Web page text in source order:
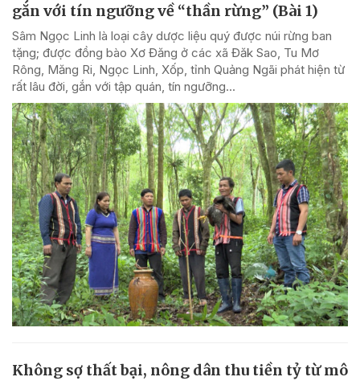
gắn với tín ngưỡng về “thần rừng” (Bài 1)
Sâm Ngọc Linh là loại cây dược liệu quý được núi rừng ban
tặng; được đồng bào Xơ Đăng ở các xã Đăk Sao, Tu Mơ
Rông, Măng Ri, Ngọc Linh, Xốp, tỉnh Quảng Ngãi phát hiện từ
rất lâu đời, gắn với tập quán, tín ngưỡng...
Không sợ thất bại, nông dân thu tiền tỷ từ mô